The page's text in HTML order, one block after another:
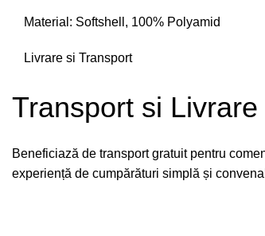
Material: Softshell, 100% Polyamid
Livrare si Transport
Transport si Livrare
Beneficiază de transport gratuit pentru
experiență de cumpărături simplă și